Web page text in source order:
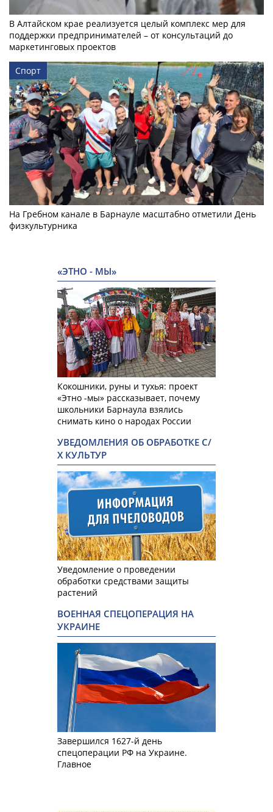
В Алтайском крае реализуется целый комплекс мер для
поддержки предпринимателей – от консультаций до
маркетинговых проектов
Спорт
На Гребном канале в Барнауле масштабно отметили День
физкультурника
«ЭТНО - МЫ»
Кокошники, руны и тухья: проект
«Этно -мы» рассказывает, почему
школьники Барнаула взялись
снимать кино о народах России
УВЕДОМЛЕНИЯ ОБ ОБРАБОТКЕ С/
Х КУЛЬТУР
Уведомление о проведении
обработки средствами защиты
растений
ВОЕННАЯ СПЕЦОПЕРАЦИЯ НА
УКРАИНЕ
Завершился 1627-й день
спецоперации РФ на Украине.
Главное